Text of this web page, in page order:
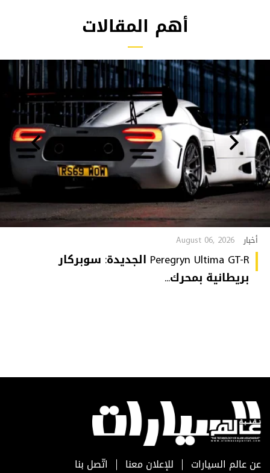
أهم المقالات
أخبار August 06, 2026
Peregryn Ultima GT-R الجديدة: سوبركار
بريطانية بمحرك...
عن عالم السيارات للإعلان معنا اتّصل بنا